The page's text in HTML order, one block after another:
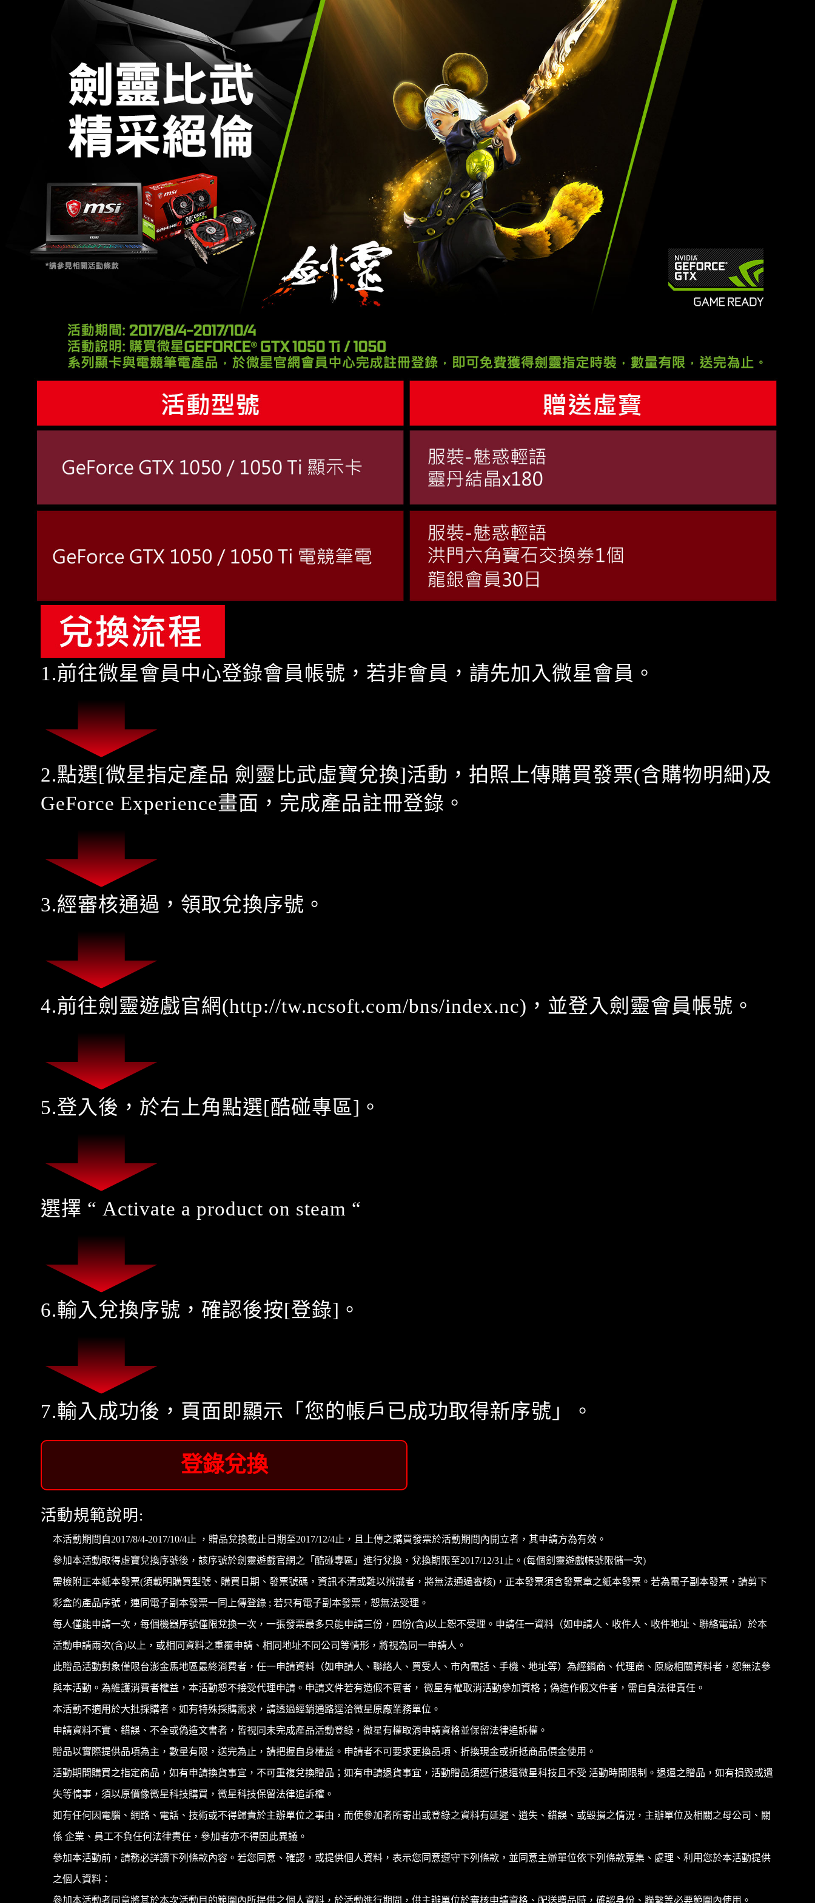
1.前往微星會員中心登錄會員帳號，若非會員，請先加入微星會員。
2.點選[微星指定產品 劍靈比武虛寶兌換]活動，拍照上傳購買發票(含購物明細)及
GeForce Experience畫面，完成產品註冊登錄。
3.經審核通過，領取兌換序號。
4.前往劍靈遊戲官網(http://tw.ncsoft.com/bns/index.nc)，並登入劍靈會員帳號。
5.登入後，於右上角點選[酷碰專區]。
選擇 “ Activate a product on steam “
6.輸入兌換序號，確認後按[登錄]。
7.輸入成功後，頁面即顯示「您的帳戶已成功取得新序號」。
登錄兌換
活動規範說明:
本活動期間自2017/8/4-2017/10/4止 ，贈品兌換截止日期至2017/12/4止，且上傳之購買發票於活動期間內開立者，其申請方為有效。
參加本活動取得虛寶兌換序號後，該序號於劍靈遊戲官網之「酷碰專區」進行兌換，兌換期限至2017/12/31止。(每個劍靈遊戲帳號限儲一次)
需檢附正本紙本發票(須載明購買型號、購買日期、發票號碼，資訊不清或難以辨識者，將無法通過審核)，正本發票須含發票章之紙本發票。若為電子副本發票，請剪下
彩盒的產品序號，連同電子副本發票一同上傳登錄 ; 若只有電子副本發票，恕無法受理。
每人僅能申請一次，每個機器序號僅限兌換一次，一張發票最多只能申請三份，四份(含)以上恕不受理。申請任一資料（如申請人、收件人、收件地址、聯絡電話）於本
活動申請兩次(含)以上，或相同資料之重覆申請、相同地址不同公司等情形，將視為同一申請人。
此贈品活動對象僅限台澎金馬地區最終消費者，任一申請資料（如申請人、聯絡人、買受人、市內電話、手機、地址等）為經銷商、代理商、原廠相關資料者，恕無法參
與本活動。為維護消費者權益，本活動恕不接受代理申請。申請文件若有造假不實者， 微星有權取消活動參加資格；偽造作假文件者，需自負法律責任。
本活動不適用於大批採購者。如有特殊採購需求，請透過經銷通路逕洽微星原廠業務單位。
申請資料不實、錯誤、不全或偽造文書者，皆視同未完成產品活動登錄，微星有權取消申請資格並保留法律追訴權。
贈品以實際提供品項為主，數量有限，送完為止，請把握自身權益。申請者不可要求更換品項、折換現金或折抵商品價金使用。
活動期間購買之指定商品，如有申請換貨事宜，不可重複兌換贈品；如有申請退貨事宜，活動贈品須逕行退還微星科技且不受 活動時間限制。退還之贈品，如有損毀或遺
失等情事，須以原價像微星科技購買，微星科技保留法律追訴權。
如有任何因電腦、網路、電話、技術或不得歸責於主辦單位之事由，而使參加者所寄出或登錄之資料有延遲、遺失、錯誤、或毀損之情況，主辦單位及相關之母公司、關
係 企業、員工不負任何法律責任，參加者亦不得因此異議。
參加本活動前，請務必詳讀下列條款內容。若您同意、確認，或提供個人資料，表示您同意遵守下列條款，並同意主辦單位依下列條款蒐集、處理、利用您於本活動提供
之個人資料：
參加本活動者同意將其於本次活動目的範圍內所提供之個人資料，於活動進行期間，供主辦單位於審核申請資格、配送贈品時，確認身份、聯繫等必要範圍內使用。